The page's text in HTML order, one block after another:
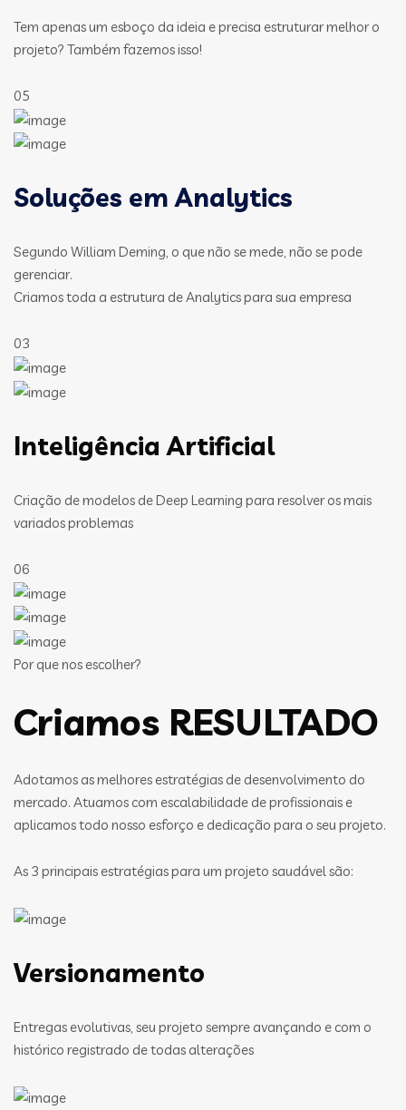
Tem apenas um esboço da ideia e precisa estruturar melhor o
projeto? Também fazemos isso!
05
Soluções em Analytics
Segundo William Deming, o que não se mede, não se pode
gerenciar.
Criamos toda a estrutura de Analytics para sua empresa
03
Inteligência Artificial
Criação de modelos de Deep Learning para resolver os mais
variados problemas
06
Por que nos escolher?
Criamos RESULTADO
Adotamos as melhores estratégias de desenvolvimento do
mercado. Atuamos com escalabilidade de profissionais e
aplicamos todo nosso esforço e dedicação para o seu projeto.
As 3 principais estratégias para um projeto saudável são:
Versionamento
Entregas evolutivas, seu projeto sempre avançando e com o
histórico registrado de todas alterações